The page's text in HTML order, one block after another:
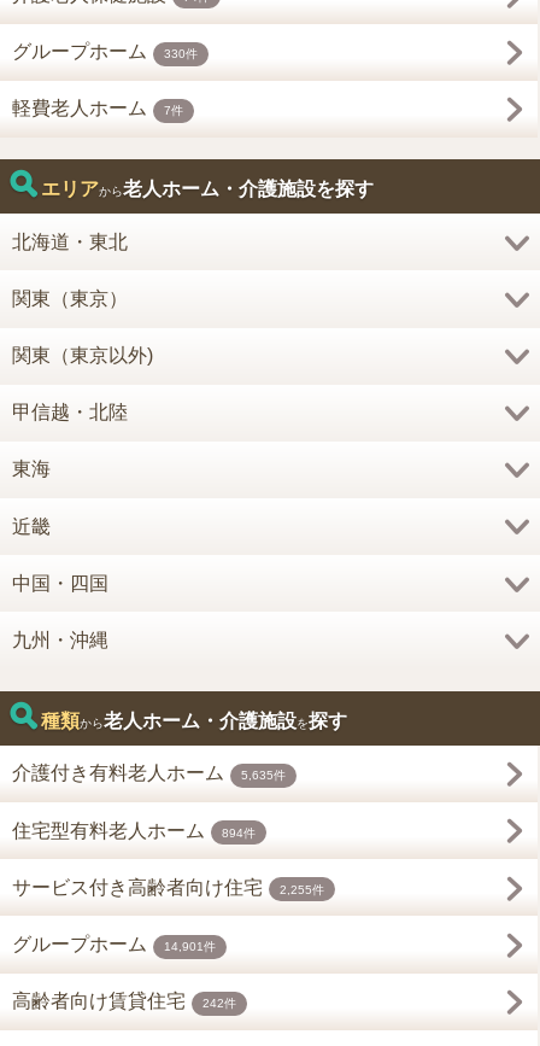
グループホーム 330件
軽費老人ホーム 7件
エリアから老人ホーム・介護施設を探す
北海道・東北
関東（東京）
関東（東京以外)
甲信越・北陸
東海
近畿
中国・四国
九州・沖縄
種類から老人ホーム・介護施設を探す
介護付き有料老人ホーム 5,635件
住宅型有料老人ホーム 894件
サービス付き高齢者向け住宅 2,255件
グループホーム 14,901件
高齢者向け賃貸住宅 242件